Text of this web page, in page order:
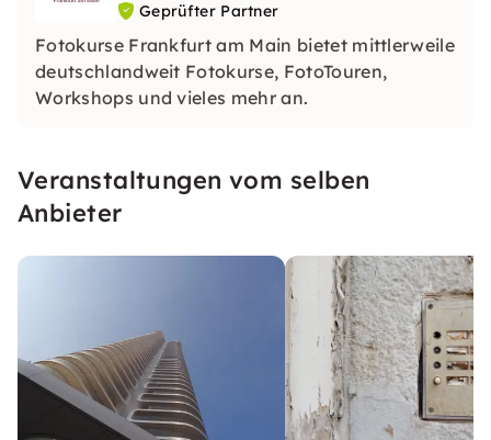
Geprüfter Partner
Fotokurse Frankfurt am Main bietet mittlerweile
deutschlandweit Fotokurse, FotoTouren,
Workshops und vieles mehr an.
Veranstaltungen vom selben
Anbieter